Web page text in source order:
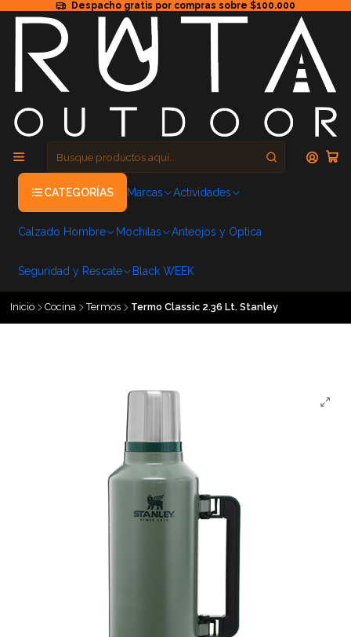
Despacho gratis por compras sobre $100.000
CATEGORÍAS Marcas Actividades
Calzado Hombre Mochilas Anteojos y Optica
Seguridad y Rescate Black WEEK
Inicio Cocina Termos Termo Classic 2.36 Lt. Stanley